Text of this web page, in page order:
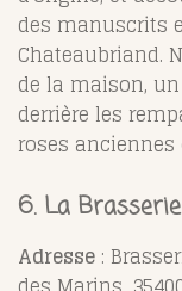
des manuscrits
Chateaubriand.
de la maison,
derrière les
roses
6. La
Adresse :